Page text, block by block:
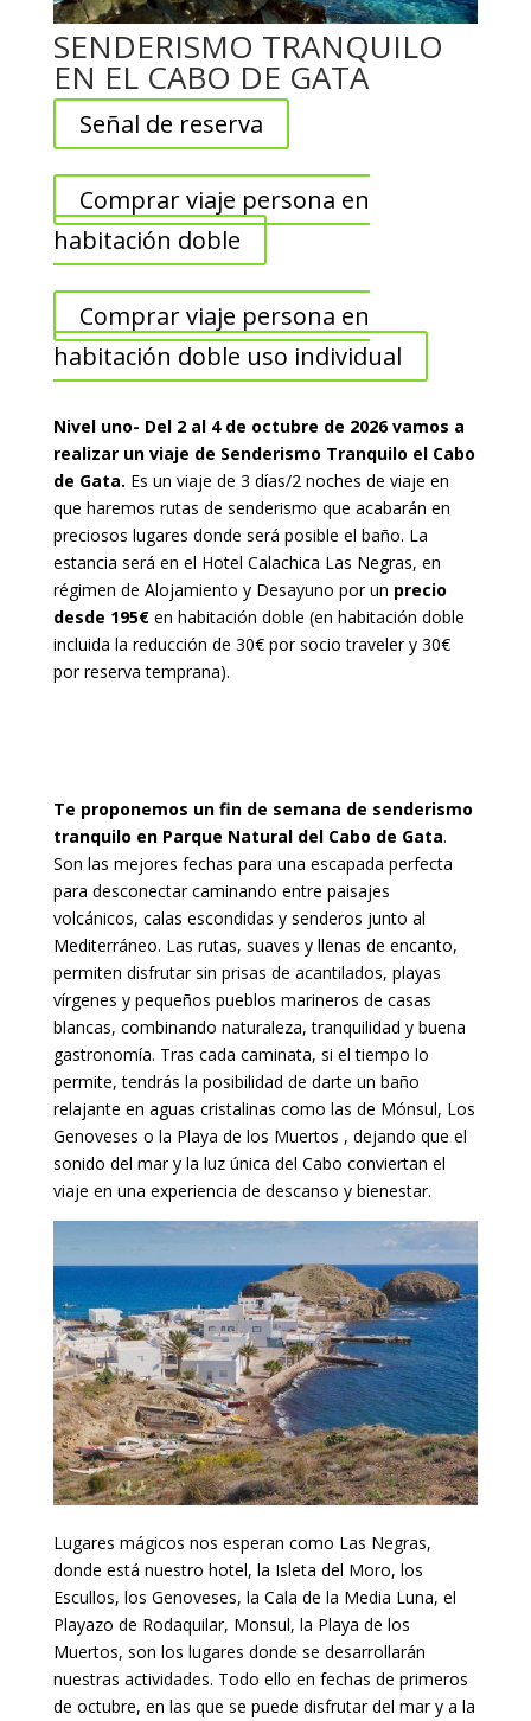
SENDERISMO TRANQUILO
EN EL CABO DE GATA
Señal de reserva
Comprar viaje persona en
habitación doble
Comprar viaje persona en
habitación doble uso individual
Nivel uno- Del 2 al 4 de octubre de 2026 vamos a
realizar un viaje de Senderismo Tranquilo el Cabo
de Gata. Es un viaje de 3 días/2 noches de viaje en
que haremos rutas de senderismo que acabarán en
preciosos lugares donde será posible el baño. La
estancia será en el Hotel Calachica Las Negras, en
régimen de Alojamiento y Desayuno por un precio
desde 195€en habitación doble (en habitación doble
incluida la reducción de 30€ por socio traveler y 30€
por reserva temprana).
Te proponemos un fin de semana de senderismo
tranquilo en Parque Natural del Cabo de Gata.
Son las mejores fechas para una escapada perfecta
para desconectar caminando entre paisajes
volcánicos, calas escondidas y senderos junto al
Mediterráneo. Las rutas, suaves y llenas de encanto,
permiten disfrutar sin prisas de acantilados, playas
vírgenes y pequeños pueblos marineros de casas
blancas, combinando naturaleza, tranquilidad y buena
gastronomía. Tras cada caminata, si el tiempo lo
permite, tendrás la posibilidad de darte un baño
relajante en aguas cristalinas como las de Mónsul, Los
Genoveses o la Playa de los Muertos , dejando que el
sonido del mar y la luz única del Cabo conviertan el
viaje en una experiencia de descanso y bienestar.
Lugares mágicos nos esperan como Las Negras,
donde está nuestro hotel, la Isleta del Moro, los
Escullos, los Genoveses, la Cala de la Media Luna, el
Playazo de Rodaquilar, Monsul, la Playa de los
Muertos, son los lugares donde se desarrollarán
nuestras actividades. Todo ello en fechas de primeros
de octubre, en las que se puede disfrutar del mar y a la